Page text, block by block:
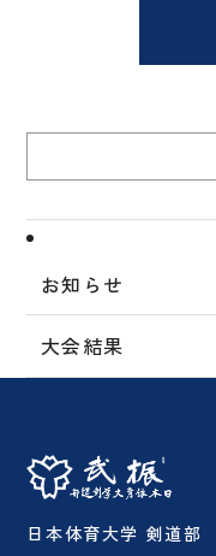
お知らせ
大会結果
日本体育大学 剣道部